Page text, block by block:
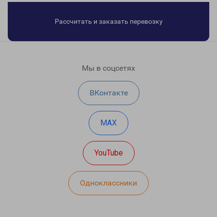
Рассчитать и заказать перевозку
Мы в соцсетях
ВКонтакте
MAX
YouTube
Одноклассники